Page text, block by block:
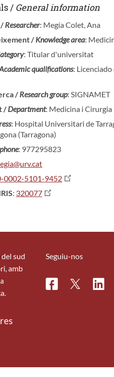
/ General information
/Researcher: Megía Colet, Ana
/Knowledge area:
: Titular d'universitat
qualifications:
/Research group: SIGNAMET
/Department: Medicina i Cirurgia
: Hospital Universitari de
(Tarragona)
: 977295823
0002-5101-9452
: 320077
sud
amb
Seguiu-nos
FacebookTwitter